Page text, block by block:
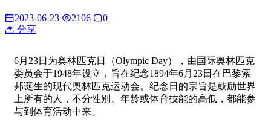
2023-06-23 2106
0
分享
6月23日为奥林匹克日（Olympic Day），由国际奥林匹克
委员会于1948年设立，旨在纪念1894年6月23日在巴黎索
邦诞生的现代奥林匹克运动会。纪念日的宗旨是鼓励世界
上所有的人，不分性别、年龄或体育技能的高低，都能参
与到体育活动中来。